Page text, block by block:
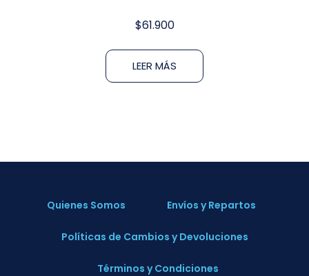
$61.900
LEER MÁS
Quienes Somos Envíos y Repartos
Políticas de Cambios y Devoluciones
Términos y Condiciones